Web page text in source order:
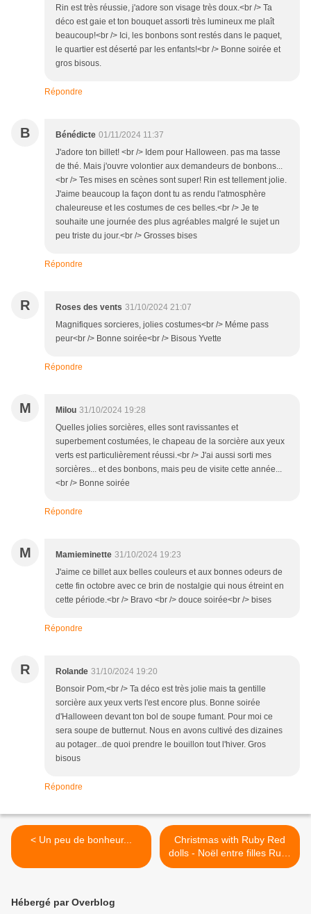
Rin est très réussie, j'adore son visage très doux.<br /> Ta
déco est gaie et ton bouquet assorti très lumineux me plaît
beaucoup!<br /> Ici, les bonbons sont restés dans le paquet,
le quartier est déserté par les enfants!<br /> Bonne soirée et
gros bisous.
Répondre
B Bénédicte 01/11/2024 11:37
J'adore ton billet! <br /> Idem pour Halloween. pas ma tasse
de thé. Mais j'ouvre volontier aux demandeurs de bonbons...
<br /> Tes mises en scènes sont super! Rin est tellement jolie.
J'aime beaucoup la façon dont tu as rendu l'atmosphère
chaleureuse et les costumes de ces belles.<br /> Je te
souhaite une journée des plus agréables malgré le sujet un
peu triste du jour.<br /> Grosses bises
Répondre
R Roses des vents 31/10/2024 21:07
Magnifiques sorcieres, jolies costumes<br /> Méme pass
peur<br /> Bonne soirée<br /> Bisous Yvette
Répondre
M Milou 31/10/2024 19:28
Quelles jolies sorcières, elles sont ravissantes et
superbement costumées, le chapeau de la sorcière aux yeux
verts est particulièrement réussi.<br /> J'ai aussi sorti mes
sorcières... et des bonbons, mais peu de visite cette année...
<br /> Bonne soirée
Répondre
M Mamieminette 31/10/2024 19:23
J'aime ce billet aux belles couleurs et aux bonnes odeurs de
cette fin octobre avec ce brin de nostalgie qui nous étreint en
cette période.<br /> Bravo <br /> douce soirée<br /> bises
Répondre
R Rolande 31/10/2024 19:20
Bonsoir Pom,<br /> Ta déco est très jolie mais ta gentille
sorcière aux yeux verts l'est encore plus. Bonne soirée
d'Halloween devant ton bol de soupe fumant. Pour moi ce
sera soupe de butternut. Nous en avons cultivé des dizaines
au potager...de quoi prendre le bouillon tout l'hiver. Gros
bisous
Répondre
< Un peu de bonheur...
Christmas with Ruby Red
dolls - Noël entre filles Ruby
Red >
Hébergé par Overblog